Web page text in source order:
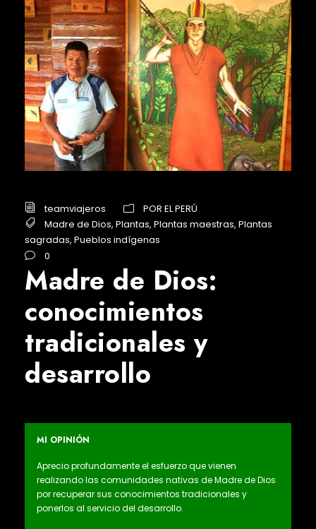
teamviajeros
POR EL PERÚ
Madre de Dios, Plantas, Plantas maestras, Plantas
sagradas, Pueblos indígenas
0
Madre de Dios:
conocimientos
tradicionales y
desarrollo
MI OPINIÓN
Aprecio profundamente el esfuerzo que vienen
realizando las comunidades nativas de Madre de Dios
por recuperar sus conocimientos tradicionales y
ponerlos al servicio del desarrollo.